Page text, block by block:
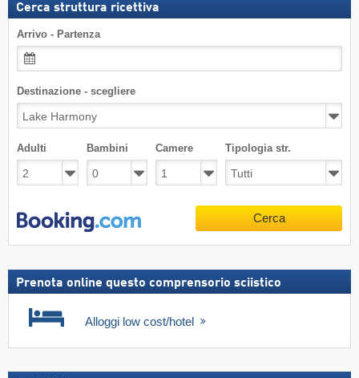
Cerca struttura ricettiva
Arrivo - Partenza
Destinazione - scegliere
Adulti Bambini Camere Tipologia str.
Cerca
Prenota online questo comprensorio sciistico
Alloggi low cost/hotel